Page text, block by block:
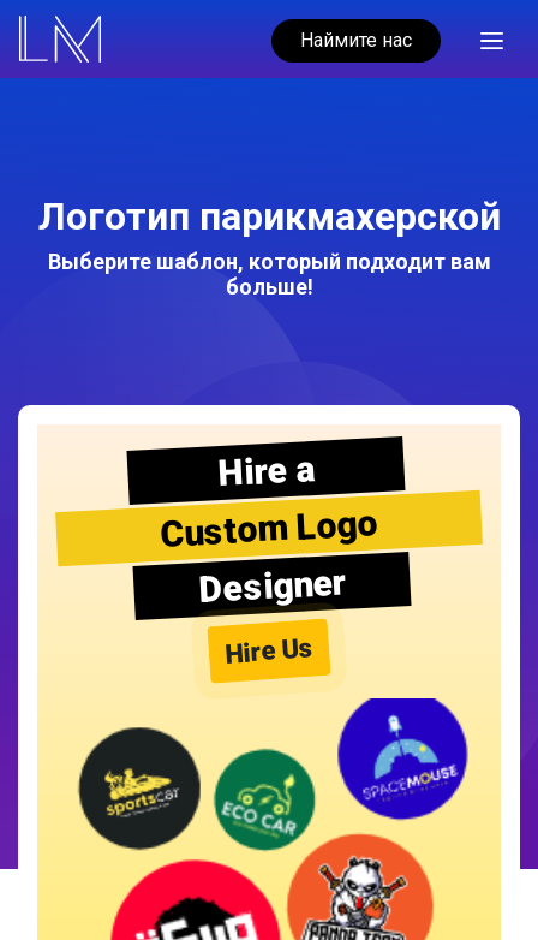
Наймите нас
Логотип парикмахерской
Выберите шаблон, который подходит вам
больше!
Hire a
Custom Logo
Designer
Hire Us